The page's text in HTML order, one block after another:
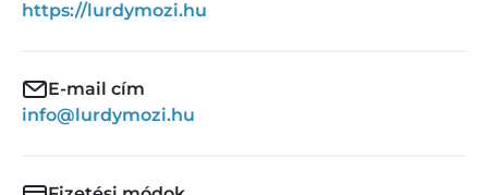
https://lurdymozi.hu
E-mail cím
info@lurdymozi.hu